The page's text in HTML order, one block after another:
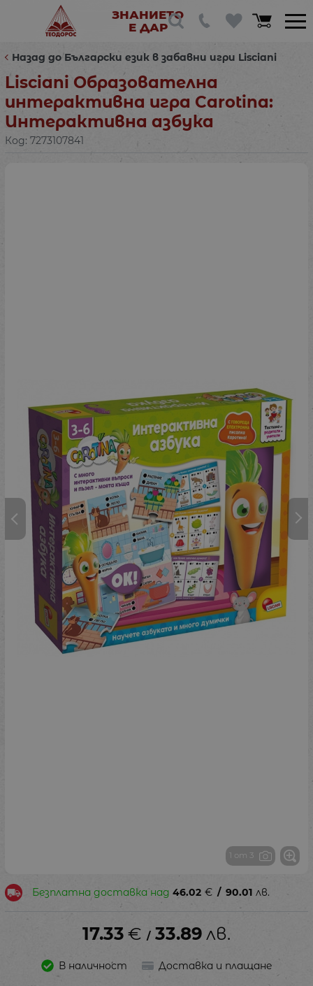
ЗНАНИЕТО
Е ДАР
Назад до Български език в забавни игри Lisciani
Lisciani Образователна
интерактивна игра Carotina:
Интерактивна азбука
Код: 7273107841
1 от 3
Безплатна доставка над 46.02 € / 90.01 лв.
17.33 € / 33.89 лв.
В наличност Доставка и плащане